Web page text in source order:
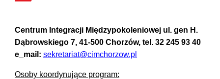
Centrum Integracji Międzypokoleniowej ul. gen H.
Dąbrowskiego 7, 41-500 Chorzów, tel. 32 245 93 40
e_mail: sekretariat@cimchorzow.pl
Osoby koordynujące program: